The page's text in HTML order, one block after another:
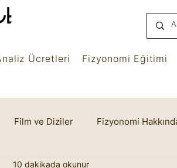
Ücretleri Fizyonomi Eğitimi
Film ve Diziler Fizyonomi
10 dakikada okunur